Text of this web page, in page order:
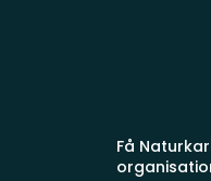
Få